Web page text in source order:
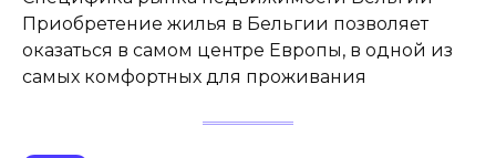
Приобретение жилья в Бельгии позволяет
оказаться в самом центре Европы, в одной из
самых комфортных для проживания